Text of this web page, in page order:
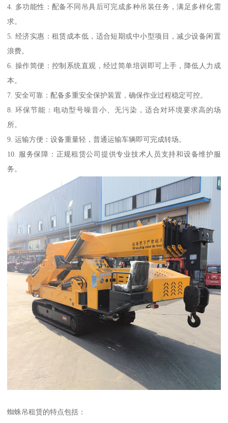
4. 多功能性：配备不同吊具后可完成多种吊装任务，满足多样化需
求。
5. 经济实惠：租赁成本低，适合短期或中小型项目，减少设备闲置
浪费。
6. 操作简便：控制系统直观，经过简单培训即可上手，降低人力成
本。
7. 安全可靠：配备多重安全保护装置，确保作业过程稳定可控。
8. 环保节能：电动型号噪音小、无污染，适合对环境要求高的场
所。
9. 运输方便：设备重量轻，普通运输车辆即可完成转场。
10. 服务保障：正规租赁公司提供专业技术人员支持和设备维护服
务。
蜘蛛吊租赁的特点包括：